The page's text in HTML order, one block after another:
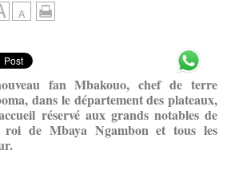
fan Mbakouo, chef de terre
dans le département des plateaux,
réservé aux grands notables de
de Mbaya Ngambon et tous les